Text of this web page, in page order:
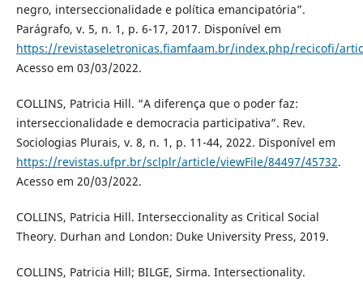
negro, interseccionalidade e política emancipatória”.
Parágrafo, v. 5, n. 1, p. 6-17, 2017. Disponível em
https://revistaseletronicas.fiamfaam.br/index.php/recicofi/
Acesso em 03/03/2022.
COLLINS, Patricia Hill. “A diferença que o poder faz:
interseccionalidade e democracia participativa”. Rev.
Sociologias Plurais, v. 8, n. 1, p. 11-44, 2022. Disponível em
https://revistas.ufpr.br/sclplr/article/viewFile/84497/45732.
Acesso em 20/03/2022.
COLLINS, Patricia Hill. Interseccionality as Critical Social
Theory. Durhan and London: Duke University Press, 2019.
COLLINS, Patricia Hill; BILGE, Sirma. Intersectionality.